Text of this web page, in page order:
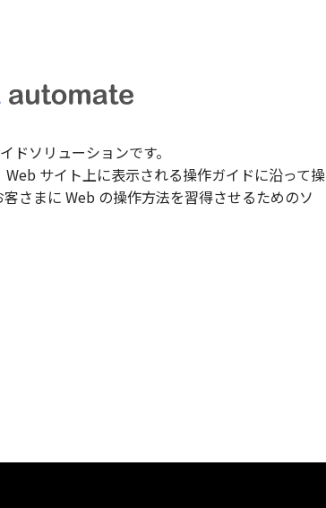
ソリューションです。
サイト上に表示される操作ガイドに沿って操
さまに Web の操作方法を習得させるためのソ